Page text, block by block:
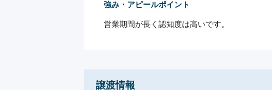
強み・アピールポイント
営業期間が長く認知度は高いです。
譲渡情報